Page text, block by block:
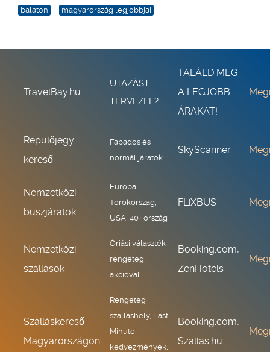
balaton magyarország legjobbjai
TravelBay.hu
UTAZÁST
TERVEZEL?
TALÁLD MEG
A LEGJOBB
ÁRAKAT!
Repülőjegy
kereső
Fapados és
normál járatok
SkyScanner
Nemzetközi
buszjáratok
Európa,
Törökország,
USA, 40+ ország
FLiXBUS
Nemzetközi
szállások
Óriási választék
rengeteg
akcióval
Booking.com,
ZenHotels
Szálláskereső
Magyarországon
Rengeteg
szálláshely, Last
Minute
kedvezmények,
Booking.com,
Szallas.hu